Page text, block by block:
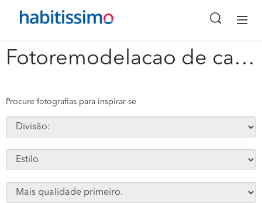
Fotoremodelacao de casa de banho #133708
x
Procure fotografias para inspirar-se